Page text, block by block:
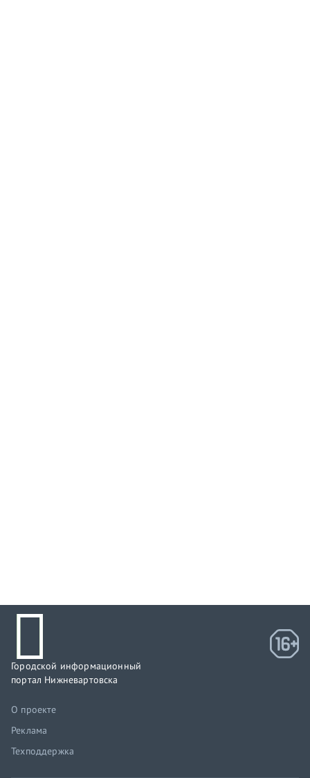
Городской информационный
портал Нижневартовска
О проекте
Реклама
Техподдержка